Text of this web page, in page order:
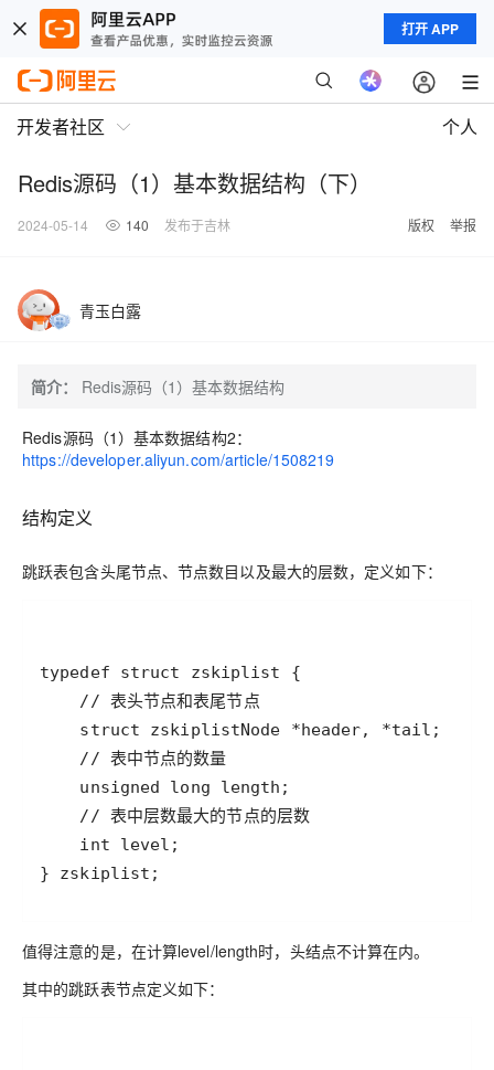
打开 APP
开发者社区 个人
Redis源码（1）基本数据结构（下）
2024-05-14 140 发布于吉林 版权 举报
青玉白露
简介： Redis源码（1）基本数据结构
Redis源码（1）基本数据结构2：
https://developer.aliyun.com/article/1508219
结构定义
跳跃表包含头尾节点、节点数目以及最大的层数，定义如下：
    // 表中层数最大的节点的层数
值得注意的是，在计算level/length时， 头结点不计算在内。
其中的跳跃表节点定义如下：